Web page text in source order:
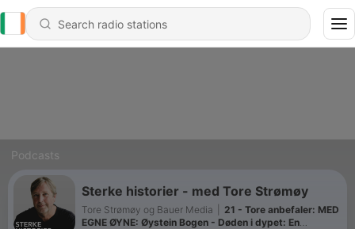
Podcasts
Sterke historier - med Tore Strømøy
Tore Strømøy og Bauer Media
21 - Tore anbefaler: MED
EGNE ØYNE: Øystein Bogen - Døden i dypet: En